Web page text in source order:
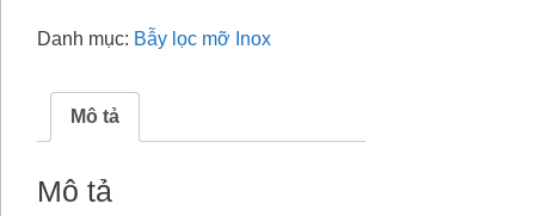
Inox
số
lượng
Danh mục: Bẫy lọc mỡ Inox
Mô tả
Mô tả